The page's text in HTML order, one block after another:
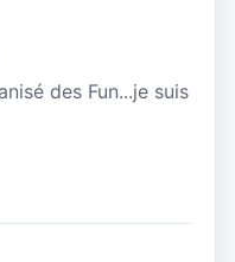
des Fun...je suis